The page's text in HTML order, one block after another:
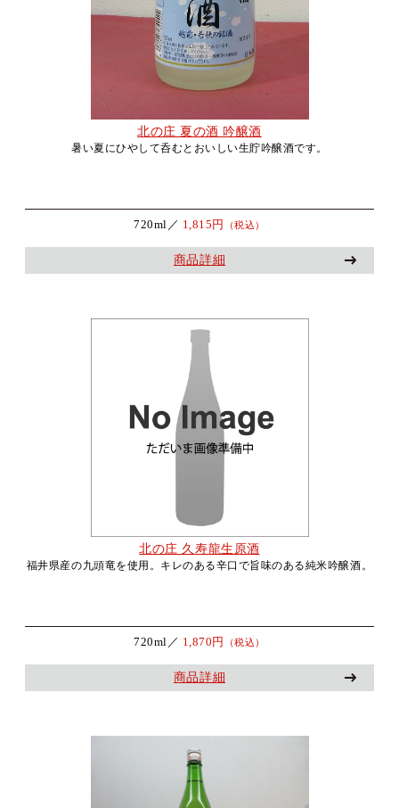
北の庄 夏の酒 吟醸酒
暑い夏にひやして呑むとおいしい生貯吟醸酒です。
720ml／ 1,815円 （税込）
商品詳細
北の庄 久寿龍生原酒
福井県産の九頭竜を使用。キレのある辛口で旨味のある純米吟醸酒。
720ml／ 1,870円 （税込）
商品詳細